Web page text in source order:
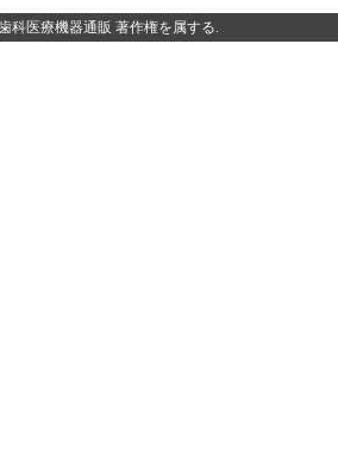
歯科医療機器通販 著作権を属する.